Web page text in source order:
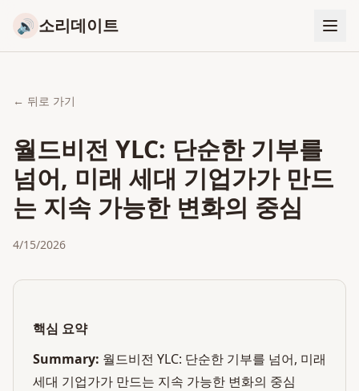
🔊 소리데이트
← 뒤로 가기
월드비전 YLC: 단순한 기부를
넘어, 미래 세대 기업가가 만드
는 지속 가능한 변화의 중심
4/15/2026
핵심 요약
Summary: 월드비전 YLC: 단순한 기부를 넘어, 미래
세대 기업가가 만드는 지속 가능한 변화의 중심